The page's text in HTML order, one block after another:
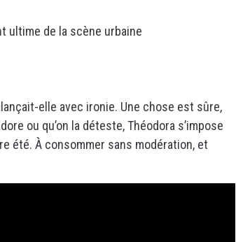
ultime de la scène urbaine
elle avec ironie. Une chose est sûre,
ou qu’on la déteste, Théodora s’impose
été. À consommer sans modération, et